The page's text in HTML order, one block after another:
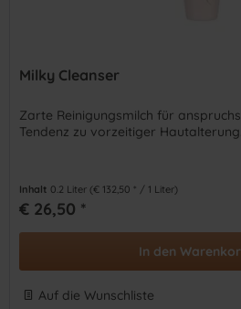
Milky Cleanser
Zarte Reinigungsmilch für
Tendenz zu vorzeitiger Hautalterung.
Inhalt 0.2 Liter (€ 132,50 * / 1 Liter)
€ 26,50 *
In den
Auf die Wunschliste